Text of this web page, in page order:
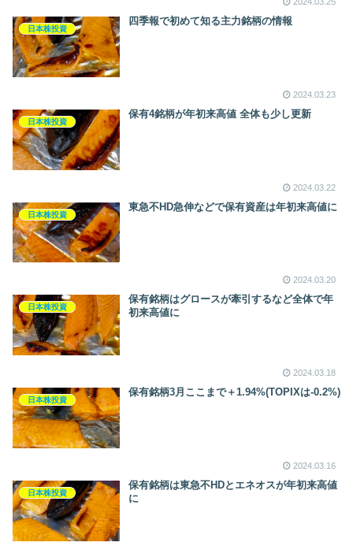
日本株投資
四季報で初めて知る主力銘柄の情報
2024.03.23
日本株投資
保有4銘柄が年初来高値 全体も少し更新
2024.03.22
日本株投資
東急不HD急伸などで保有資産は年初来高値に
2024.03.20
日本株投資
保有銘柄はグロースが牽引するなど全体で年
初来高値に
2024.03.18
日本株投資
保有銘柄3月ここまで＋1.94%(TOPIXは-0.2%)
2024.03.16
日本株投資
保有銘柄は東急不HDとエネオスが年初来高値
に